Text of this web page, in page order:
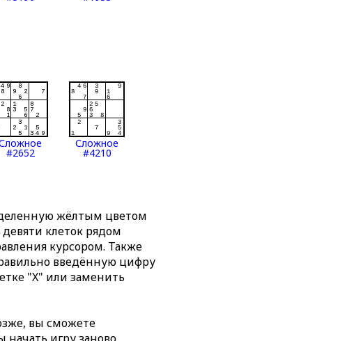
#2652
Сложное
#4210
жёлтым цветом
клеток рядом
курсором. Также
введённую цифру
"X" или заменить
вы сможете